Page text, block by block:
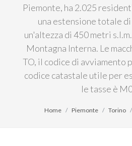
Piemonte, ha 2.025
una estensione totale di
un'altezza di 450 metri
Montagna Interna. Le
TO, il codice di avviamento
codice catastale utile per
le tasse è
Home Piemonte Torino